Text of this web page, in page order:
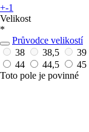
+-1
Velikost
*
Průvodce velikostí
38
38,5 39
44
44,5 45
Toto pole je povinné